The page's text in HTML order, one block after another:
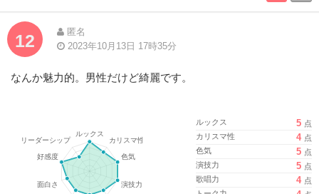
12
匿名
2023年10月13日 17時35分
なんか魅力的。男性だけど綺麗です。
ルックス 5 点
カリスマ性
4 点
色気
5 点
演技力
5 点
歌唱力
4 点